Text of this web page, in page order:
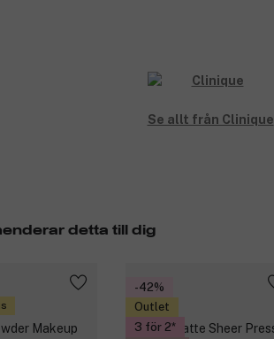
Se allt från Clinique
detta till dig
-42%
Outlet
3 för 2